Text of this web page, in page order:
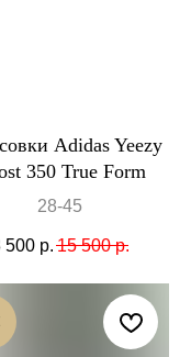
Adidas Yeezy
350 True Form
28-45
500 р. 15 500 р.